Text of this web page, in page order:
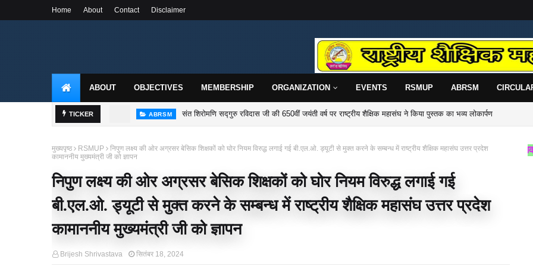
Home About Contact Disclaimer
ABOUT OBJECTIVES MEMBERSHIP ORGANIZATION EVENTS RSMUP ABRSM
TICKER ABRSM संत शिरोमणि सद्गुरु रविदास जी की 650वीं जयंती वर्ष पर राष्ट्रीय शैक्षिक महासंघ ने किया पुस्तक का भव्य लोकार्पण
मुख्यपृष्ठ RSMUP
निपुण लक्ष्य की ओर अग्रसर बेसिक शिक्षकों को घोर नियम विरुद्ध लगाई गई बी.एल.ओ. ड्यूटी से मुक्त करने के सम्बन्ध में राष्ट्रीय शैक्षिक महासंघ उत्तर प्रदेश
कामाननीय मुख्यमंत्री जी को ज्ञापन
निपुण लक्ष्य की ओर अग्रसर बेसिक शिक्षकों को घोर नियम विरुद्ध लगाई गई
बी.एल.ओ. ड्यूटी से मुक्त करने के सम्बन्ध में राष्ट्रीय शैक्षिक महासंघ उत्तर प्रदेश
कामाननीय मुख्यमंत्री जी को ज्ञापन
Brijesh Shrivastava सितंबर 18, 2024
राष्ट्रीय शैक्षिक महासंघ